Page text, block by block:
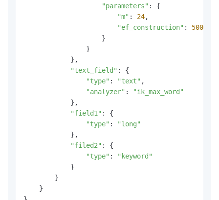
"parameters" : {
"m" : 24,
"ef_construction" : 500
                    }
                }
            },
"text_field" : {
"type" : "text" ,
"analyzer" :
"ik_max_word"
            },
"field1" : {
"type" :
"long"
            },
"filed2" : {
"type" :
"keyword"
            }
        }
    }